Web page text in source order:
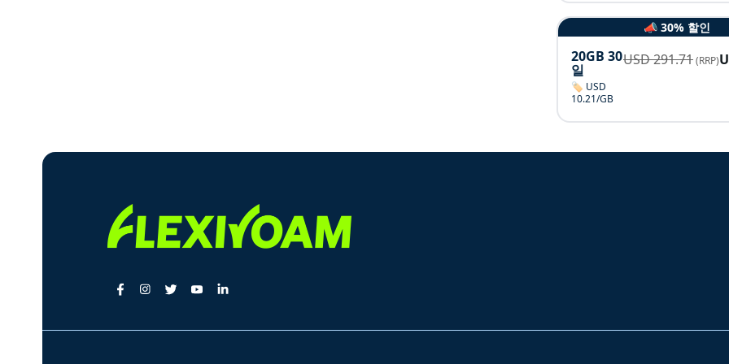
📣 30% 할인
20GB 30
일
🏷️ USD
10.21/GB
USD291.71(RRP)